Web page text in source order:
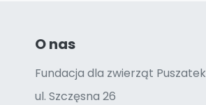
O nas
Fundacja dla zwierząt Puszatek
ul. Szczęsna 26